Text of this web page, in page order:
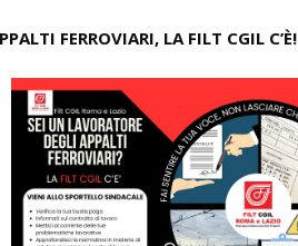
FERROVIARI, LA FILT CGIL C’È!